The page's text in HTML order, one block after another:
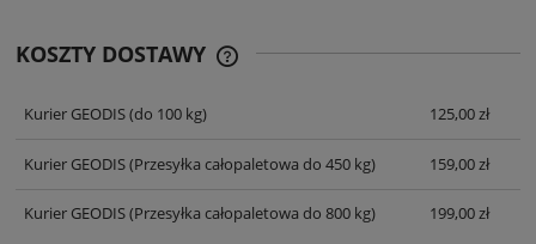
KOSZTY DOSTAWY
Kurier GEODIS(do 100 kg) 125,00 zł
Kurier GEODIS(Przesyłka całopaletowa do 450 kg) 159,00 zł
Kurier GEODIS(Przesyłka całopaletowa do 800 kg) 199,00 zł